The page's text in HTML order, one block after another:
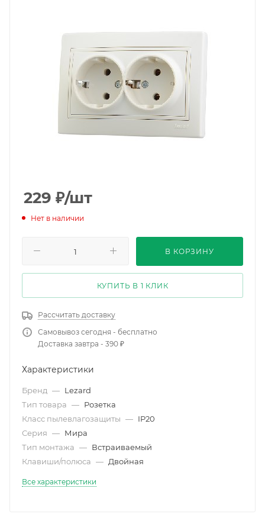
229 ₽/шт
Нет в наличии
В КОРЗИНУ
КУПИТЬ В 1 КЛИК
Рассчитать доставку
Самовывоз сегодня - бесплатно
Доставка завтра - 390 ₽
Характеристики
Бренд — Lezard
Тип товара — Розетка
Класс пылевлагозащиты — IP20
Серия — Мира
Тип монтажа — Встраиваемый
Клавиши/полюса — Двойная
Все характеристики